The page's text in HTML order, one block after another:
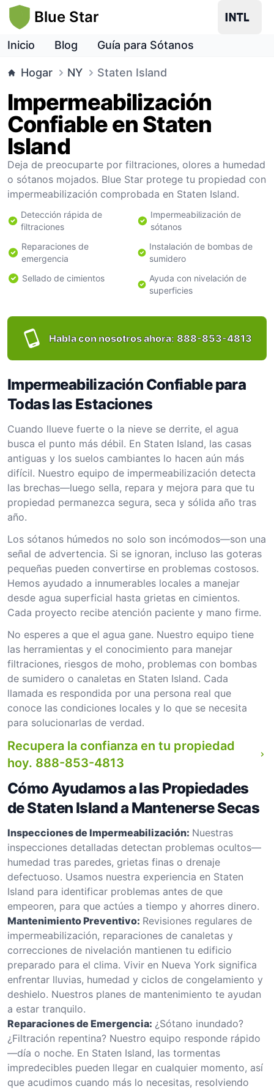
Blue Star
Inicio Blog Guía para Sótanos
Hogar NY Staten Island
Impermeabilización
Confiable en Staten
Island
Deja de preocuparte por filtraciones, olores a humedad
o sótanos mojados. Blue Star protege tu propiedad con
impermeabilización comprobada en Staten Island.
Detección rápida de
filtraciones
Impermeabilización de
sótanos
Reparaciones de
emergencia
Instalación de bombas de
sumidero
Sellado de cimientos
Ayuda con nivelación de
superficies
Habla con nosotros ahora: 888-853-4813
Impermeabilización Confiable para
Todas las Estaciones
Cuando llueve fuerte o la nieve se derrite, el agua
busca el punto más débil. En Staten Island, las casas
antiguas y los suelos cambiantes lo hacen aún más
difícil. Nuestro equipo de impermeabilización detecta
las brechas—luego sella, repara y mejora para que tu
propiedad permanezca segura, seca y sólida año tras
año.
Los sótanos húmedos no solo son incómodos—son una
señal de advertencia. Si se ignoran, incluso las goteras
pequeñas pueden convertirse en problemas costosos.
Hemos ayudado a innumerables locales a manejar
desde agua superficial hasta grietas en cimientos.
Cada proyecto recibe atención paciente y mano firme.
No esperes a que el agua gane. Nuestro equipo tiene
las herramientas y el conocimiento para manejar
filtraciones, riesgos de moho, problemas con bombas
de sumidero o canaletas en Staten Island. Cada
llamada es respondida por una persona real que
conoce las condiciones locales y lo que se necesita
para solucionarlas de verdad.
Recupera la confianza en tu propiedad
hoy. 888-853-4813
Cómo Ayudamos a las Propiedades
de Staten Island a Mantenerse Secas
Inspecciones de Impermeabilización: Nuestras
inspecciones detalladas detectan problemas ocultos—
humedad tras paredes, grietas finas o drenaje
defectuoso. Usamos nuestra experiencia en Staten
Island para identificar problemas antes de que
empeoren, para que actúes a tiempo y ahorres dinero.
Mantenimiento Preventivo: Revisiones regulares de
impermeabilización, reparaciones de canaletas y
correcciones de nivelación mantienen tu edificio
preparado para el clima. Vivir en Nueva York significa
enfrentar lluvias, humedad y ciclos de congelamiento y
deshielo. Nuestros planes de mantenimiento te ayudan
a estar tranquilo.
Reparaciones de Emergencia: ¿Sótano inundado?
¿Filtración repentina? Nuestro equipo responde rápido
—día o noche. En Staten Island, las tormentas
impredecibles pueden llegar en cualquier momento, así
que acudimos cuando más lo necesitas, resolviendo